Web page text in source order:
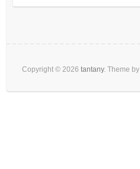
Copyright © 2026 tantany. Theme by